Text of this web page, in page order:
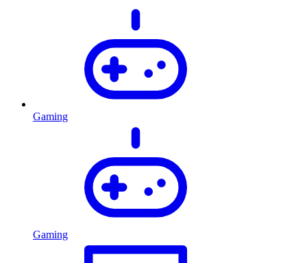
Gaming
Gaming